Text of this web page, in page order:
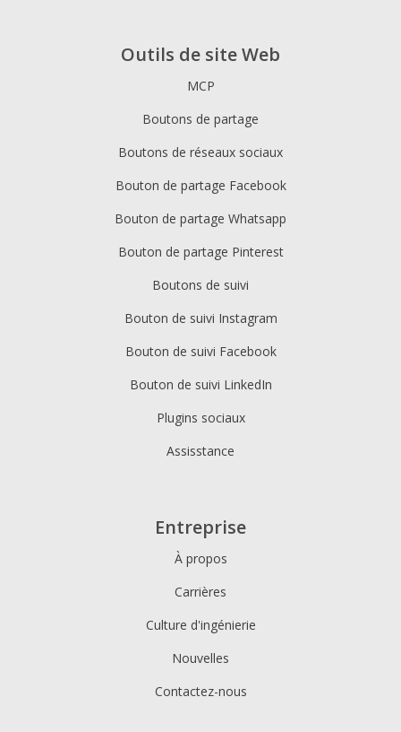
Outils de site Web
MCP
Boutons de partage
Boutons de réseaux sociaux
Bouton de partage Facebook
Bouton de partage Whatsapp
Bouton de partage Pinterest
Boutons de suivi
Bouton de suivi Instagram
Bouton de suivi Facebook
Bouton de suivi LinkedIn
Plugins sociaux
Assisstance
Entreprise
À propos
Carrières
Culture d'ingénierie
Nouvelles
Contactez-nous